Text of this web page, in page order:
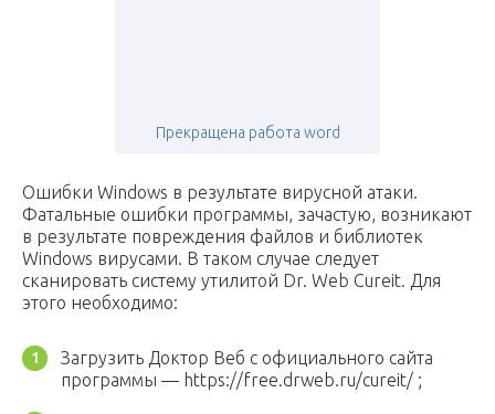
Прекращена работа word
Ошибки Windows в результате вирусной атаки.
Фатальные ошибки программы, зачастую, возникают
в результате повреждения файлов и библиотек
Windows вирусами. В таком случае следует
сканировать систему утилитой Dr. Web Cureit. Для
этого необходимо:
Загрузить Доктор Веб с официального сайта
программы — https://free.drweb.ru/cureit/ ;